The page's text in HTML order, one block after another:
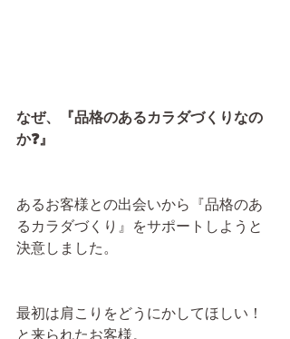
なぜ、『品格のあるカラダづくりなの
か❓』
あるお客様との出会いから『品格のあ
るカラダづくり』をサポートしようと
決意しました。
最初は肩こりをどうにかしてほしい！
と来られたお客様。